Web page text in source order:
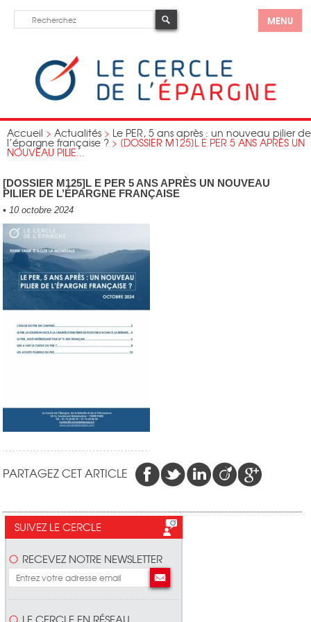
MENU
Accueil > Actualités > Le PER, 5 ans après : un nouveau pilier de
l’épargne française ? > [DOSSIER M125]L E PER 5 ANS APRÈS UN
NOUVEAU PILIE...
[DOSSIER M125]L E PER 5 ANS APRÈS UN NOUVEAU
PILIER DE L’ÉPARGNE FRANÇAISE
• 10 octobre 2024
PARTAGEZ CET ARTICLE
SUIVEZ LE CERCLE
RECEVEZ NOTRE NEWSLETTER
LE CERCLE EN RÉSEAU